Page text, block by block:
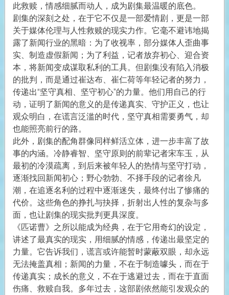
此救赎，情感细腻而动人，成为剧集最温暖的底色。
剧集的深刻之处，在于它不仅是一部爱情剧，更是一部
关于媒体伦理与人性救赎的现实力作。它毫不避讳地揭
露了新闻行业的黑暗：为了收视率，部分媒体人歪曲事
实、制造虚假新闻；为了利益，记者放弃初心、迎合资
本，将新闻变成谋取私利的工具。但剧集没有陷入消极
的批判，而是通过崔达布、崔仁荷等年轻记者的努力，
传递出“坚守真相、坚守初心”的力量。他们用自己的行
动，证明了新闻的意义的是传递真实、守护正义，也让
观众明白，在谎言泛滥的时代，坚守真相需要勇气，却
也能照亮前行的路。
此外，剧集的配角群像同样鲜活立体，进一步丰富了故
事的内涵。冷静睿智、坚守原则的前辈记者宋车玉，从
最初的冷漠疏离，到后来被年轻人的热情与坚守打动，
逐渐找回新闻初心；野心勃勃、不择手段的记者徐凡
潮，在追逐名利的过程中逐渐迷失，最终付出了惨痛的
代价。这些角色的挣扎与抉择，折射出人性的复杂与多
面，也让剧集的现实批判更具深度。
《匹诺曹》之所以能成为经典，在于它用奇幻的设定，
讲述了最真实的现实，用细腻的情感，传递出最坚定的
力量。它告诉我们，谎言或许能暂时蒙蔽双眼，却永远
无法掩盖真相；新闻的力量，不在于制造噱头，而在于
传递真实；成长的意义，不在于逃避过去，而在于直面
伤痛、救赎自我。多年过去，这部剧依然能引发观众的